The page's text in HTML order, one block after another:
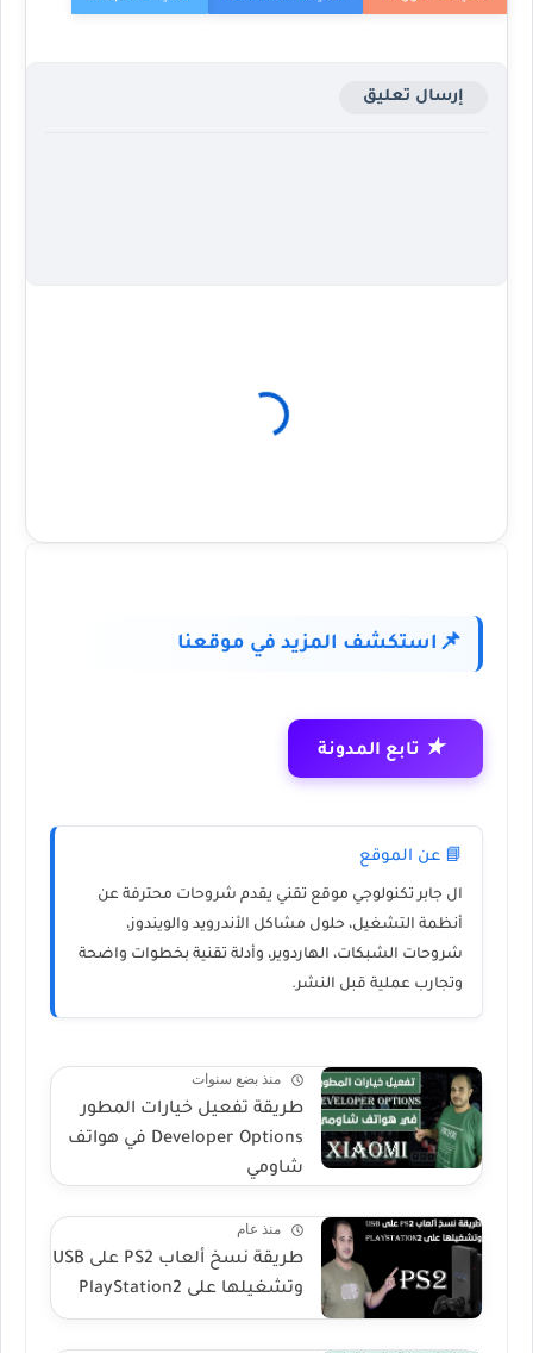
إرسال تعليق
📌 استكشف المزيد في موقعنا
★ تابع المدونة
📘 عن الموقع
ال جابر تكنولوجي موقع تقني يقدم شروحات محترفة عن
أنظمة التشغيل، حلول مشاكل الأندرويد والويندوز،
شروحات الشبكات، الهاردوير، وأدلة تقنية بخطوات واضحة
وتجارب عملية قبل النشر.
منذ بضع سنوات
طريقة تفعيل خيارات المطور
Developer Options في هواتف
شاومي
منذ عام
طريقة نسخ ألعاب PS2 على USB
وتشغيلها على PlayStation2